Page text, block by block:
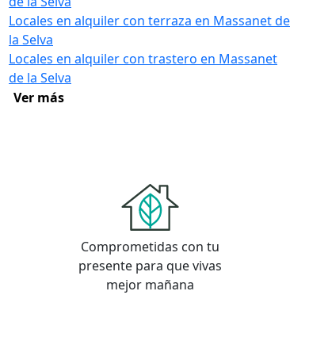
Locales en alquiler con terraza en Massanet de
la Selva
Locales en alquiler con trastero en Massanet
de la Selva
Ver más
Comprometidas con tu
presente para que vivas
mejor mañana